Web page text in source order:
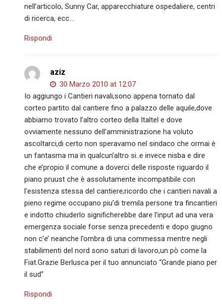
nell’articolo, Sunny Car, apparecchiature ospedaliere, centri
di ricerca, ecc…
Rispondi
aziz
30 Marzo 2010 at 12:07
Io aggiungo i Cantieri navali;sono appena tornato dal
corteo partito dal cantiere fino a palazzo delle aquile,dove
abbiamo trovato l’altro corteo della Italtel e dove
ovviamente nessuno dell’amministrazione ha voluto
ascoltarci,di certo non speravamo nel sindaco che ormai è
un fantasma ma in qualcun’altro si..e invece nisba e dire
che e’propio il comune a doverci delle risposte riguardo il
piano pruust che è assolutamente incompatibile con
l’esistenza stessa del cantiere;ricordo che i cantieri navali a
pieno regime occupano piu’di tremila persone tra fincantieri
e indotto chiuderlo significherebbe dare l’input ad una vera
emergenza sociale forse senza precedenti e dopo giugno
non c’e’ neanche l’ombra di una commessa mentre negli
stabilimenti del nord sono saturi di lavoro,un pò come la
Fiat.Grazie Berlusca per il tuo annunciato “Grande piano per
il sud”
Rispondi